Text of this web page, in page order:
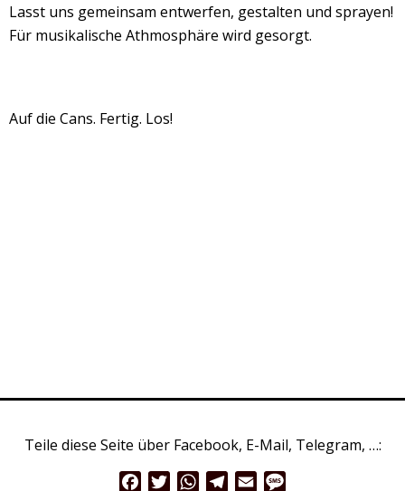
Lasst uns gemeinsam entwerfen, gestalten und sprayen!
Für musikalische Athmosphäre wird gesorgt.
Auf die Cans. Fertig. Los!
Teile diese Seite über Facebook, E-Mail, Telegram, …:
FacebookTwitterWhatsApp
Telegram
Email